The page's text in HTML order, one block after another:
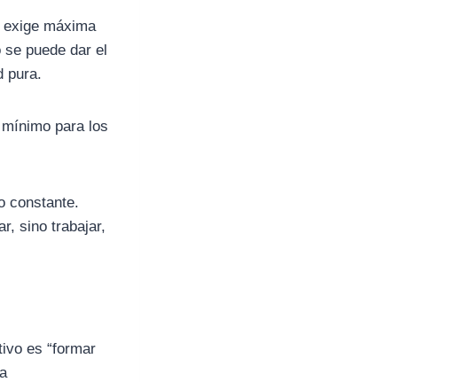
exige máxima
puede dar el
pura.
para los
constante.
sino trabajar,
es “formar